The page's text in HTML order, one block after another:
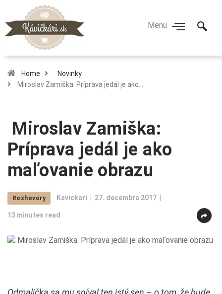
Home
Novinky
Miroslav Zamiška: Príprava jedál je ako…
Miroslav Zamiška:
Príprava jedál je ako
maľovanie obrazu
Rozhovory Kavickari 27. decembra 2017
13 minutes read